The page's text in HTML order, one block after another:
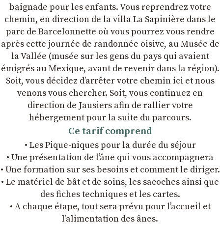
baignade pour les enfants. Vous reprendrez votre
chemin, en direction de la villa La Sapinière dans le
parc de Barcelonnette où vous pourrez vous rendre
après cette journée de randonnée oisive, au Musée de
la Vallée (musée sur les gens du pays qui avaient
émigrés au Mexique, avant de revenir dans la région).
Soit, vous décidez d’arrêter votre chemin ici et nous
venons vous chercher. Soit, vous continuez en
direction de Jausiers afin de rallier votre
hébergement pour la suite du parcours.
Ce tarif comprend
• Les Pique-niques pour la durée du séjour
• Une présentation de l’âne qui vous accompagnera
• Une formation sur ses besoins et comment le diriger.
• Le matériel de bât et de soins, les sacoches ainsi que
des fiches techniques et les cartes.
• A chaque étape, tout sera prévu pour l’accueil et
l’alimentation des ânes.